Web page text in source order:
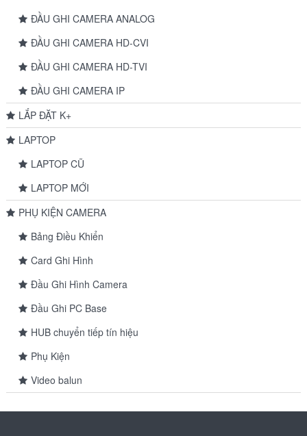
ĐẦU GHI CAMERA ANALOG
ĐẦU GHI CAMERA HD-CVI
ĐẦU GHI CAMERA HD-TVI
ĐẦU GHI CAMERA IP
LẮP ĐẶT K+
LAPTOP
LAPTOP CŨ
LAPTOP MỚI
PHỤ KIỆN CAMERA
Bảng Điều Khiển
Card Ghi Hình
Đầu Ghi Hình Camera
Đầu Ghi PC Base
HUB chuyển tiếp tín hiệu
Phụ Kiện
Video balun